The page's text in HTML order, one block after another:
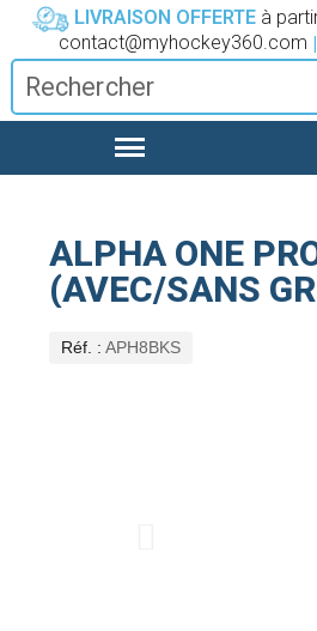
LIVRAISON OFFERTEà
contact@myhockey360.com |
ALPHA ONE
(AVEC/SANS
Réf. APH8BKS